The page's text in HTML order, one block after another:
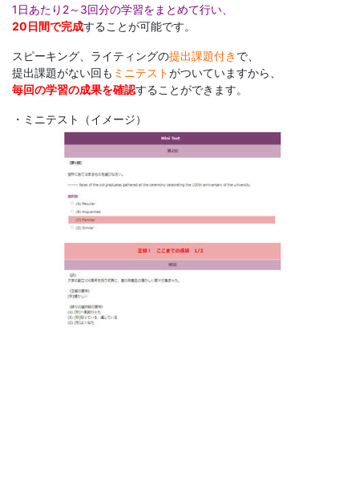
研
修
を
1日あたり2～3回分の学習をまとめて行い、
20日間で完成することが可能です。
スピーキング、ライティングの提出課題付き で、
提出課題がない回も ミニテストがついていますから、
毎回の学習の成果を確認することができます。
・ミニテスト（イメージ）